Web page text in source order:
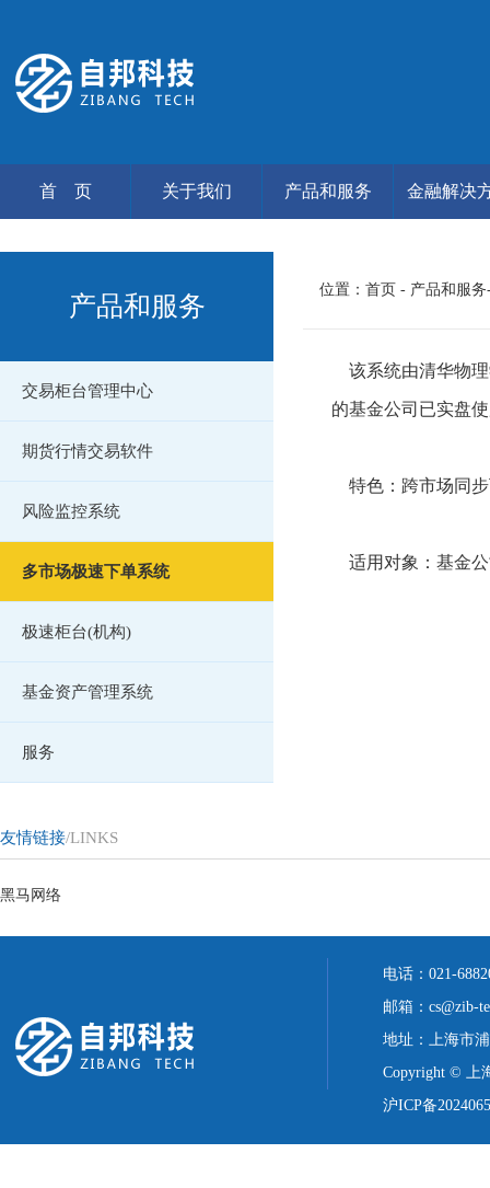
首 页 关于我们 产品和服务 金融解决
产品和服务
交易柜台管理中心
期货行情交易软件
风险监控系统
多市场极速下单系统
极速柜台(机构)
基金资产管理系统
服务
位置： 首页 - 产品和服
该系统由清华物理
的基金公司已实盘
特色：跨市场同步
适用对象：基金公
友情链接/LINKS
黑马网络
电话：021-
邮箱：cs@zib-
地址：上海市
Copyright © 上
沪ICP备